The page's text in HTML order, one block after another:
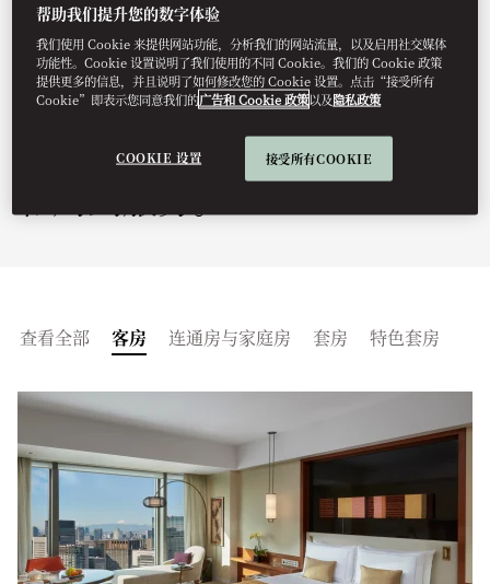
房，将现代奢华与地方风情巧
妙融合，彰显了日式优雅和匠
心设计的独特魅力。在市中心
纵览壮丽景观，尊享奢华住宿
查看全部 客房 连通房与家庭房 套房 特色套房
帮助我们提升您的数字体验
我们使用 Cookie 来提供网站功能，分析我们的网站流量，以及启用社交媒体
功能性。Cookie 设置说明了我们使用的不同 Cookie。我们的 Cookie 政策
提供更多的信息，并且说明了如何修改您的 Cookie 设置。点击“接受所有
Cookie”即表示您同意我们的广告和 Cookie 政策以及隐私政策
COOKIE 设置 接受所有COOKIE